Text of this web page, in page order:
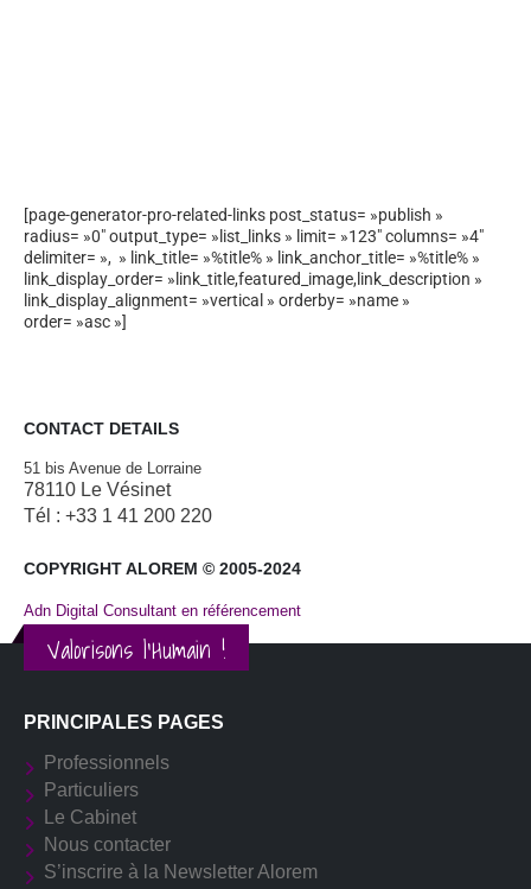
[page-generator-pro-related-links post_status= »publish »
radius= »0″ output_type= »list_links » limit= »123″ columns= »4″
delimiter= », » link_title= »%title% » link_anchor_title= »%title% »
link_display_order= »link_title,featured_image,link_description »
link_display_alignment= »vertical » orderby= »name »
order= »asc »]
CONTACT DETAILS
51 bis Avenue de Lorraine
78110 Le Vésinet
Tél : +33 1 41 200 220
COPYRIGHT ALOREM © 2005-2024
Adn Digital Consultant en référencement
Valorisons l'Humain !
PRINCIPALES PAGES
Professionnels
Particuliers
Le Cabinet
Nous contacter
S’inscrire à la Newsletter Alorem